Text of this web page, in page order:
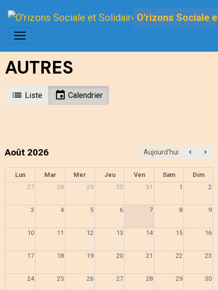
O'rizons Sociale
AUTRES
Liste Calendrier
Août 2026 Aujourd'hui
Lun Mar Mer Jeu Ven Sam
Dim
27
28 29 30 31 1 2
3 4 5 6 7 8 9
10 11 12 13 14 15 16
17 18 19 20 21 22 23
24 25 26 27 28 29 30